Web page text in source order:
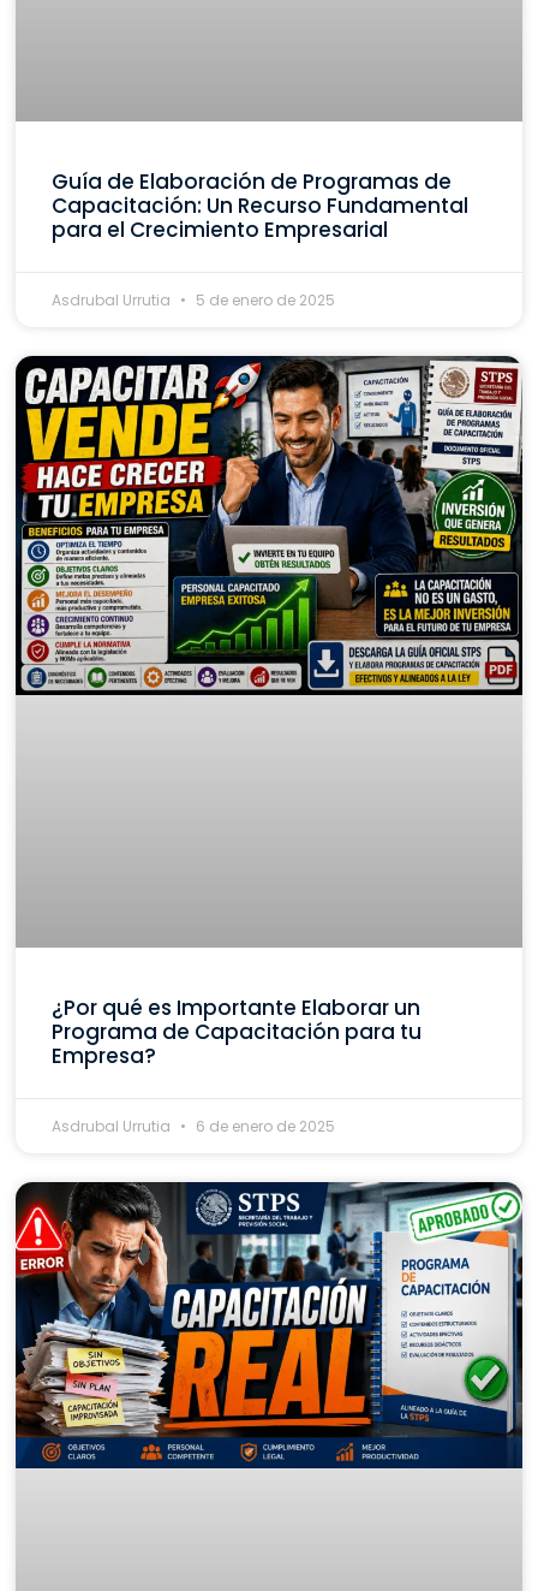
Guía de Elaboración de Programas de
Capacitación: Un Recurso Fundamental
para el Crecimiento Empresarial
Asdrubal Urrutia 5 de enero de 2025
¿Por qué es Importante Elaborar un
Programa de Capacitación para tu
Empresa?
Asdrubal Urrutia 6 de enero de 2025